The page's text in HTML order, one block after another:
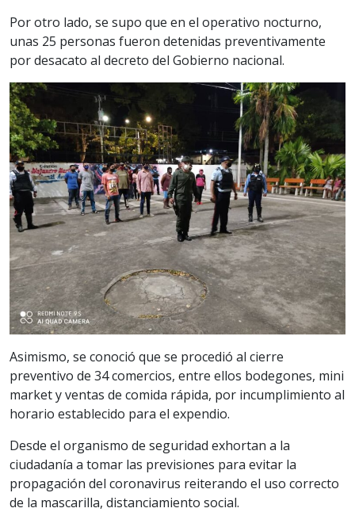
Por otro lado, se supo que en el operativo nocturno,
unas 25 personas fueron detenidas preventivamente
por desacato al decreto del Gobierno nacional.
Asimismo, se conoció que se procedió al cierre
preventivo de 34 comercios, entre ellos bodegones, mini
market y ventas de comida rápida, por incumplimiento al
horario establecido para el expendio.
Desde el organismo de seguridad exhortan a la
ciudadanía a tomar las previsiones para evitar la
propagación del coronavirus reiterando el uso correcto
de la mascarilla, distanciamiento social.